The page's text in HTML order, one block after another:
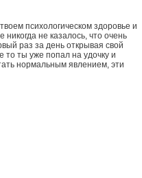
психологическом здоровье и
не казалось, что очень
раз за день открывая свой
ты уже попал на удочку и
нормальным явлением, эти